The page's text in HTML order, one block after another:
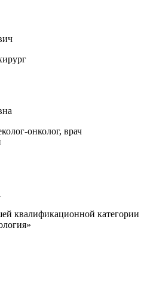
онколог, врач
квалификационной категории